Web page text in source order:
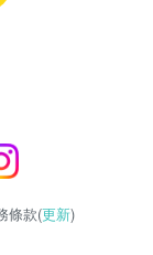
條款(更新)